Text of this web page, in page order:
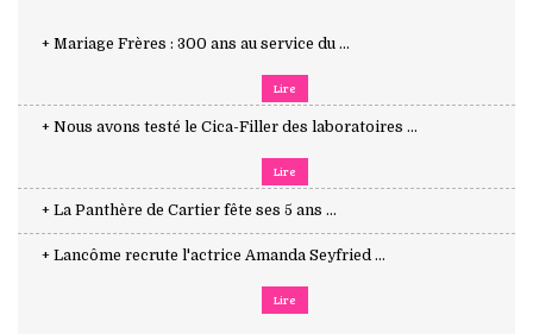
+ Mariage Frères : 300 ans au service du ...
Lire
+ Nous avons testé le Cica-Filler des laboratoires ...
Lire
+ La Panthère de Cartier fête ses 5 ans ...
+ Lancôme recrute l'actrice Amanda Seyfried ...
Lire